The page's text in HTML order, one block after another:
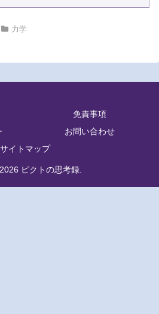
力学
免責事項
お問い合わせ
サイトマップ
ピクトの思考録.